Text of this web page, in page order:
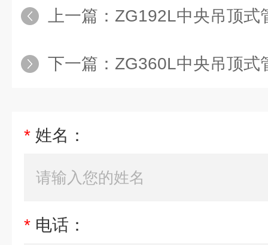
上一篇： ZG192L中央吊顶式
下一篇： ZG360L中央吊顶式
* 姓名：
* 电话：